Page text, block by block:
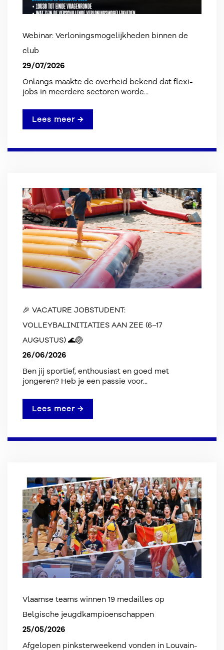
Webinar: Verloningsmogelijkheden binnen de
club
29/07/2026
Onlangs maakte de overheid bekend dat flexi-
jobs in meerdere sectoren worde...
Lees meer →
🎉 VACATURE JOBSTUDENT:
VOLLEYBALINITIATIES AAN ZEE (6–17
AUGUSTUS) 🌊🏐
26/06/2026
Ben jij sportief, enthousiast en goed met
jongeren? Heb je een passie voor...
Lees meer →
Vlaamse teams winnen 19 medailles op
Belgische jeugdkampioenschappen
25/05/2026
Afgelopen pinksterweekend vonden in Louvain-